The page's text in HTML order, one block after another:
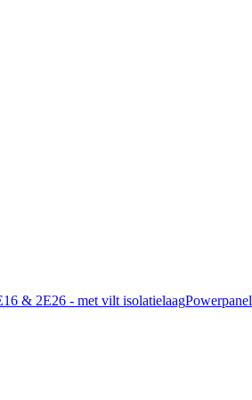
& 2E26 - met vilt isolatielaagPowerpanel